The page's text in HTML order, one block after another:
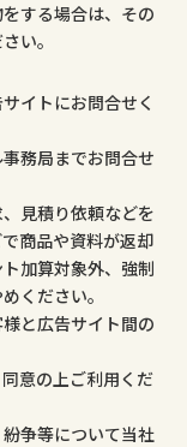
する場合は、その
い。
イトにお問合せく
務局までお問合せ
見積り依頼などを
商品や資料が返却
加算対象外、強制
ください。
と広告サイト間の
意の上ご利用くだ
争等について当社